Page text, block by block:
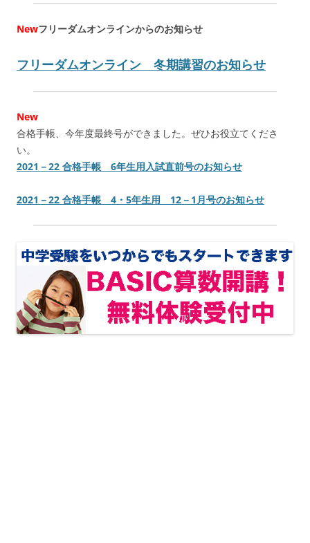
Newフリーダムオンラインからのお知らせ
フリーダムオンライン 冬期講習のお知らせ
New
合格手帳、今年度最終号ができました。ぜひお役立てくださ
い。
2021－22 合格手帳 6年生用入試直前号のお知らせ
2021－22 合格手帳 4・5年生用 12－1月号のお知らせ